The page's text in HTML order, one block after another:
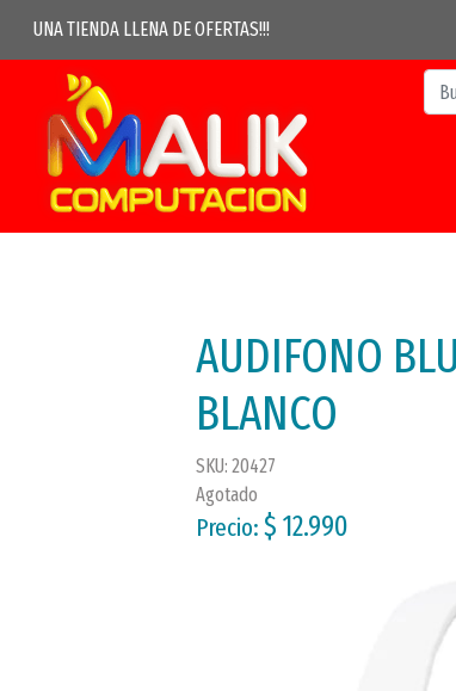
UNA TIENDA LLENA DE OFERTAS!!!
AUDIFONO
BLANCO
SKU: 20427
Agotado
Precio: $ 12.990